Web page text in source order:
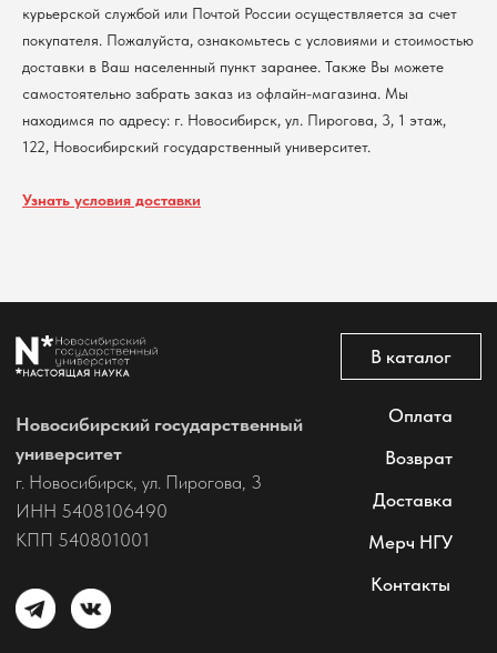
курьерской службой или Почтой России осуществляется за счет
покупателя. Пожалуйста, ознакомьтесь с условиями и стоимостью
доставки в Ваш населенный пункт заранее. Также Вы можете
самостоятельно забрать заказ из офлайн-магазина. Мы
находимся по адресу: г. Новосибирск, ул. Пирогова, 3, 1 этаж,
122, Новосибирский государственный университет.
Узнать условия доставки
Политика обработки персональных данных
Согласие на обработку персональных данных
пользователей сайта